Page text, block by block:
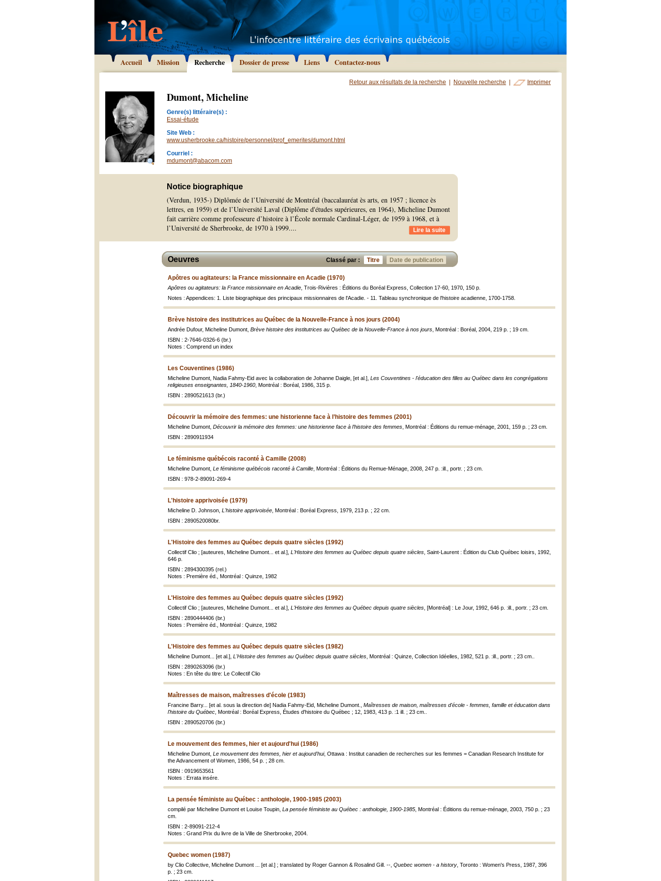
Accueil Mission Recherche Dossier de presse Liens Contactez-nous
Retour aux résultats de la recherche Nouvelle recherche Imprimer
Dumont, Micheline
Genre(s) littéraire(s) :
Essai-étude
Site Web :
www.usherbrooke.ca/histoire/personnel/prof_emerites/dumont.html
Courriel :
mdumont@abacom.com
Notice biographique
(Verdun, 1935-) Diplômée de l’Université de Montréal (baccalauréat ès arts, en 1957 ; licence ès
lettres, en 1959) et de l’Université Laval (Diplôme d'études supérieures, en 1964), Micheline Dumont
fait carrière comme professeure d’histoire à l’École normale Cardinal-Léger, de 1959 à 1968, et à
l’Université de Sherbrooke, de 1970 à 1999.... Lire la suite
Classé par : Titre Date de publication
Oeuvres
Apôtres ou agitateurs: la France missionnaire en Acadie (1970)
Apôtres ou agitateurs: la France missionnaire en Acadie , Trois-Rivières : Éditions du Boréal Express, Collection 17-60, 1970, 150 p.
Notes : Appendices: 1. Liste biographique des principaux missionnaires de l'Acadie. - 11. Tableau synchronique de l'histoire acadienne, 1700-1758.
Brève histoire des institutrices au Québec de la Nouvelle-France à nos jours (2004)
Andrée Dufour, Micheline Dumont, Brève histoire des institutrices au Québec de la Nouvelle-France à nos jours , Montréal : Boréal, 2004, 219 p. ; 19 cm.
ISBN : 2-7646-0326-6 (br.)
Notes : Comprend un index
Les Couventines (1986)
Micheline Dumont, Nadia Fahmy-Eid avec la collaboration de Johanne Daigle, [et al.], Les Couventines - l'éducation des filles au Québec dans les congrégations
religieuses enseignantes, 1840-1960 , Montréal : Boréal, 1986, 315 p.
ISBN : 2890521613 (br.)
Découvrir la mémoire des femmes: une historienne face à l’histoire des femmes (2001)
Micheline Dumont, Découvrir la mémoire des femmes: une historienne face à l’histoire des femmes , Montréal : Éditions du remue-ménage, 2001, 159 p. ; 23 cm.
ISBN : 2890911934
Le féminisme québécois raconté à Camille (2008)
Micheline Dumont, Le féminisme québécois raconté à Camille , Montréal : Éditions du Remue-Ménage, 2008, 247 p. :ill., portr. ; 23 cm.
ISBN : 978-2-89091-269-4
L'histoire apprivoisée (1979)
Micheline D. Johnson, L'histoire apprivoisée , Montréal : Boréal Express, 1979, 213 p. ; 22 cm.
ISBN : 2890520080br.
L'Histoire des femmes au Québec depuis quatre siècles (1992)
Collectif Clio ; [auteures, Micheline Dumont... et al.], L'Histoire des femmes au Québec depuis quatre siècles , Saint-Laurent : Édition du Club Québec loisirs, 1992,
646 p.
ISBN : 2894300395 (rel.)
Notes : Première éd., Montréal : Quinze, 1982
L'Histoire des femmes au Québec depuis quatre siècles (1992)
Collectif Clio ; [auteures, Micheline Dumont... et al.], L'Histoire des femmes au Québec depuis quatre siècles , [Montréal] : Le Jour, 1992, 646 p. :ill., portr. ; 23 cm.
ISBN : 2890444406 (br.)
Notes : Première éd., Montréal : Quinze, 1982
L'Histoire des femmes au Québec depuis quatre siècles (1982)
Micheline Dumont... [et al.], L'Histoire des femmes au Québec depuis quatre siècles , Montréal : Quinze, Collection Idéelles, 1982, 521 p. :ill., portr. ; 23 cm..
ISBN : 2890263096 (br.)
Notes : En tête du titre: Le Collectif Clio
Maîtresses de maison, maîtresses d'école (1983)
Francine Barry... [et al. sous la direction de] Nadia Fahmy-Eid, Micheline Dumont., Maîtresses de maison, maîtresses d'école - femmes, famille et éducation dans
l'histoire du Québec , Montréal : Boréal Express, Études d'histoire du Québec ; 12, 1983, 413 p. :1 ill. ; 23 cm..
ISBN : 2890520706 (br.)
Le mouvement des femmes, hier et aujourd'hui (1986)
Micheline Dumont, Le mouvement des femmes, hier et aujourd'hui, Ottawa : Institut canadien de recherches sur les femmes = Canadian Research Institute for
the Advancement of Women, 1986, 54 p. ; 28 cm.
ISBN : 0919653561
Notes : Errata insére.
La pensée féministe au Québec : anthologie, 1900-1985 (2003)
compilé par Micheline Dumont et Louise Toupin, La pensée féministe au Québec : anthologie, 1900-1985 , Montréal : Éditions du remue-ménage, 2003, 750 p. ; 23
cm.
ISBN : 2-89091-212-4
Notes : Grand Prix du livre de la Ville de Sherbrooke, 2004.
Quebec women (1987)
by Clio Collective, Micheline Dumont ... [et al.] ; translated by Roger Gannon & Rosalind Gill. --, Quebec women - a history , Toronto : Women's Press, 1987, 396
p. ; 23 cm.